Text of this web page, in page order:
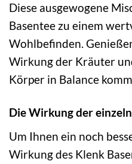
Diese ausgewogene
Basentee zu einem
Wohlbefinden.
Wirkung der Kräuter
Körper in Balance
Die Wirkung der
Um Ihnen ein noch
Wirkung des Klenk